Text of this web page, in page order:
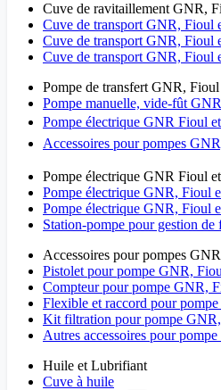
Cuve de ravitaillement GNR,
Cuve de transport GNR, Fioul
Cuve de transport GNR, Fioul
Cuve de transport GNR, Fioul
Pompe de transfert GNR,
Pompe manuelle, vide-fût
Pompe électrique GNR Fioul
Accessoires pour pompes
Pompe électrique GNR Fioul
Pompe électrique GNR, Fioul
Pompe électrique GNR, Fioul
Station-pompe pour gestion de
Accessoires pour pompes
Pistolet pour pompe GNR,
Compteur pour pompe GNR,
Flexible et raccord pour
Kit filtration pour pompe
Autres accessoires pour
Huile et Lubrifiant
Cuve à huile